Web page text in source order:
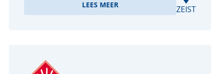
LEES MEER ZEIST